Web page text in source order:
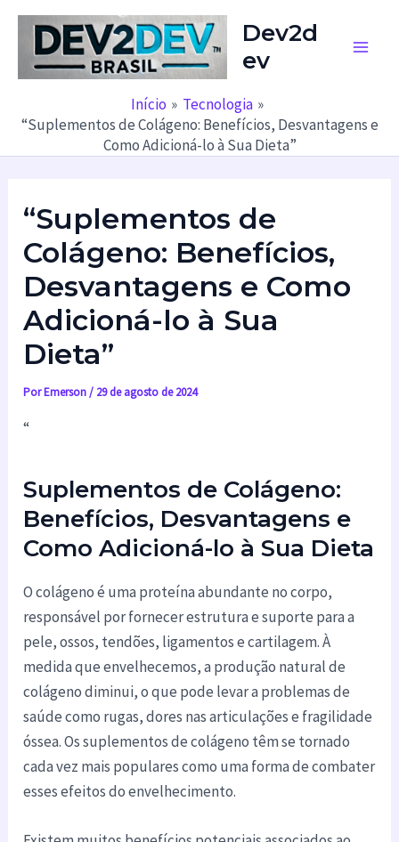
Dev2d
ev
Início
Tecnologia
“Suplementos de Colágeno: Benefícios, Desvantagens e
Como Adicioná-lo à Sua Dieta”
“Suplementos de
Colágeno: Benefícios,
Desvantagens e Como
Adicioná-lo à Sua
Dieta”
PorEmerson/ 29 de agosto de 2024
“
Suplementos de Colágeno:
Benefícios, Desvantagens e
Como Adicioná-lo à Sua Dieta
O colágeno é uma proteína abundante no corpo,
responsável por fornecer estrutura e suporte para a
pele, ossos, tendões, ligamentos e cartilagem. À
medida que envelhecemos, a produção natural de
colágeno diminui, o que pode levar a problemas de
saúde como rugas, dores nas articulações e fragilidade
óssea. Os suplementos de colágeno têm se tornado
cada vez mais populares como uma forma de combater
esses efeitos do envelhecimento.